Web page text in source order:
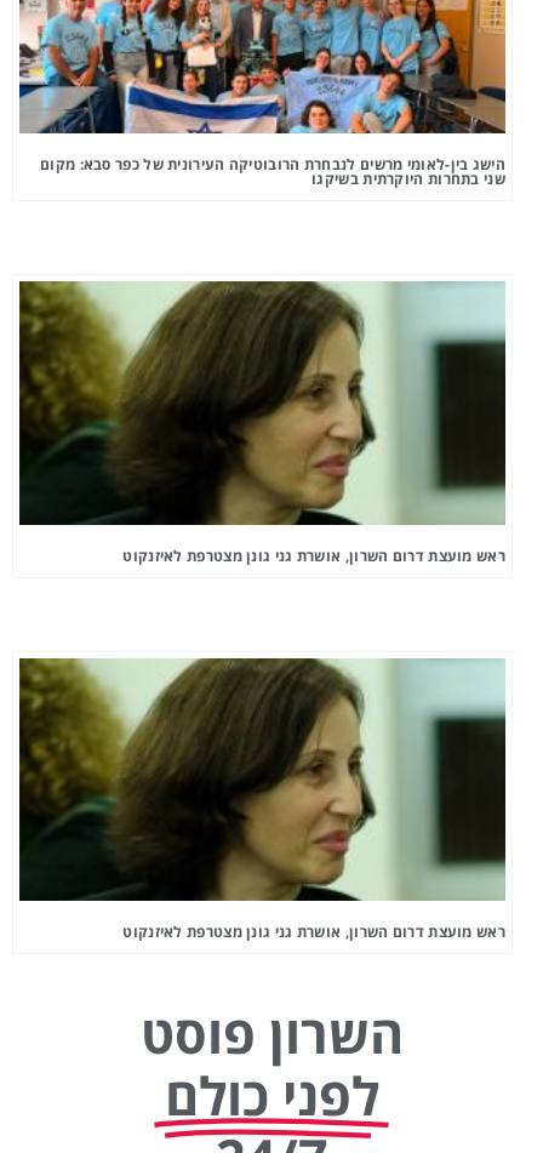
הישג בין-לאומי מרשים לנבחרת הרובוטיקה העירונית של כפר סבא: מקום
שני בתחרות היוקרתית בשיקגו
ראש מועצת דרום השרון, אושרת גני גונן מצטרפת לאיזנקוט
ראש מועצת דרום השרון, אושרת גני גונן מצטרפת לאיזנקוט
השרון פוסט
לפני כולם